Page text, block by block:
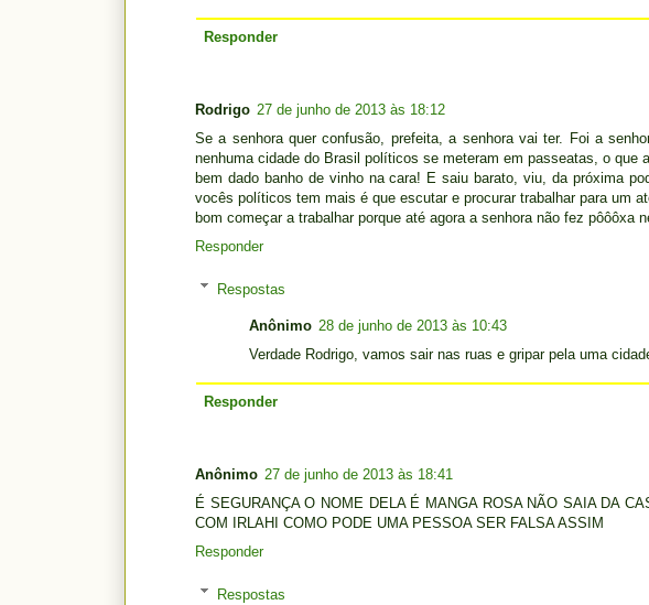
Responder
Rodrigo 27 de junho de 2013 às 18:12
Se a senhora quer confusão, prefeita, a senhora vai ter. Foi a
nenhuma cidade do Brasil políticos se meteram em passeatas, o que
bem dado banho de vinho na cara! E saiu barato, viu, da próxima
vocês políticos tem mais é que escutar e procurar trabalhar para um
bom começar a trabalhar porque até agora a senhora não fez pôôôxa
Responder
Respostas
Anônimo 28 de junho de 2013 às 10:43
Verdade Rodrigo, vamos sair nas ruas e gripar pela uma
Responder
Anônimo 27 de junho de 2013 às 18:41
É SEGURANÇA O NOME DELA É MANGA ROSA NÃO SAIA DA
COM IRLAHI COMO PODE UMA PESSOA SER FALSA ASSIM
Responder
Respostas